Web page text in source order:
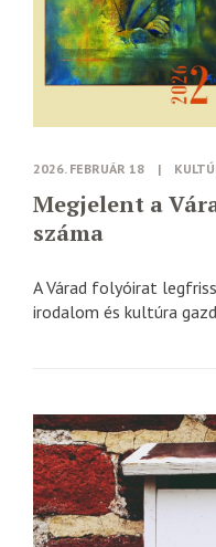
2026. FEBRUÁR 18 |
Megjelent a
száma
A Várad folyóirat
irodalom és kultúra